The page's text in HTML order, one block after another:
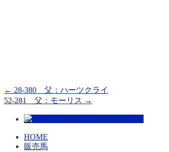
← 28-380 父：ハーツクライ
52-281 父：モーリス →
HOME
販売馬